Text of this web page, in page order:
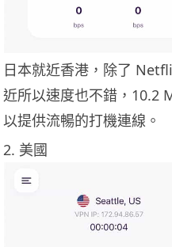
日本就近香港，除了
近所以速度也不錯，10.2
以提供流暢的打機連線。
2. 美國